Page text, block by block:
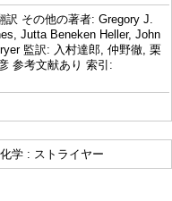
訳 その他の著者: Gregory J.
Jutta Beneken Heller, John
監訳: 入村達郎, 仲野徹, 栗
参考文献あり 索引:
学 : ストライヤー